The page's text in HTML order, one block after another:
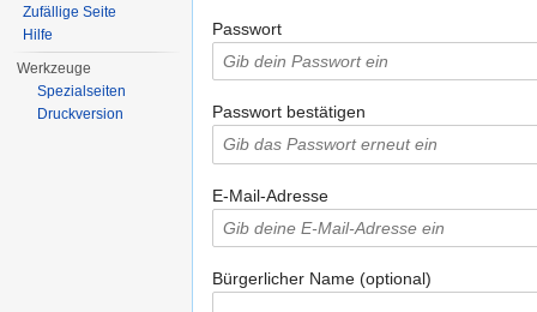
Passwort
Passwort bestätigen
E-Mail-Adresse
Bürgerlicher Name (optional)
Zufällige Seite
Hilfe
Werkzeuge
Spezialseiten
Druckversion